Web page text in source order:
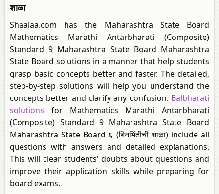
शाळा
Shaalaa.com has the Maharashtra State Board
Mathematics Marathi Antarbharati (Composite)
Standard 9 Maharashtra State Board Maharashtra
State Board solutions in a manner that help students
grasp basic concepts better and faster. The detailed,
step-by-step solutions will help you understand the
concepts better and clarify any confusion. Balbharati
solutions for Mathematics Marathi Antarbharati
(Composite) Standard 9 Maharashtra State Board
Maharashtra State Board ६ (बिनभिंतीची शाळा) include all
questions with answers and detailed explanations.
This will clear students' doubts about questions and
improve their application skills while preparing for
board exams.